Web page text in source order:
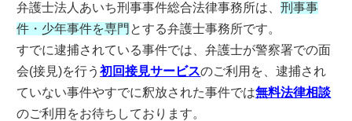
弁護士法人あいち刑事事件総合法律事務所は、刑事事
件・少年事件を専門 とする弁護士事務所です。
すでに逮捕されている事件では、弁護士が警察署での面
会(接見)を行う初回接見サービスのご利用を、逮捕され
ていない事件やすでに釈放された事件では無料法律相談
のご利用をお待ちしております。